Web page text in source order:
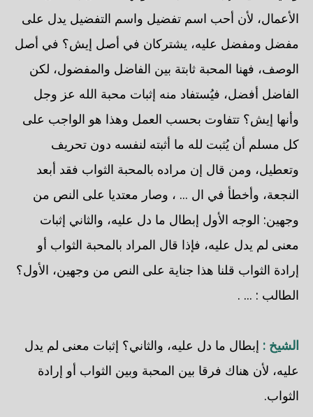
الأعمال، لأن أحب اسم تفضيل واسم التفضيل يدل على
مفضل ومفضل عليه، يشتركان في أصل إيش؟ في أصل
الوصف، فهنا المحبة ثابتة بين الفاضل والمفضول، لكن
الفاضل أفضل، فيُستفاد منه إثبات محبة الله عز وجل
وأنها إيش؟ تتفاوت بحسب العمل وهذا هو الواجب على
كل مسلم أن يُثبت لله ما أثبته لنفسه دون تحريف
وتعطيل، ومن قال إن مراده بالمحبة الثواب فقد أبعد
النجعة، وأخطأ في ال ... ، وصار معتديا على النص من
وجهين: الوجه الأول إبطال ما دل عليه، والثاني إثبات
معنى لم يدل عليه، فإذا قال المراد بالمحبة الثواب أو
إرادة الثواب قلنا هذا جناية على النص من وجهين، الأول؟
الطالب : ... .
الشيخ : إبطال ما دل عليه، والثاني؟ إثبات معنى لم يدل
عليه، لأن هناك فرقا بين المحبة وبين الثواب أو إرادة
الثواب.